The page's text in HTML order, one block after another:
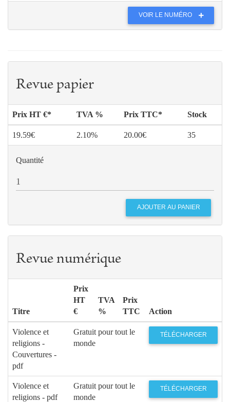
VOIR LE NUMÉRO
Revue papier
Prix HT €* TVA % Prix TTC* Stock
19.59€ 2.10% 20.00€ 35
Quantité
Revue numérique
Titre
Prix
HT
€
TVA
%
Prix
TTC
Action
Violence et
religions -
Couvertures -
pdf
Gratuit pour tout le
monde
TÉLÉCHARGER
Violence et
religions - pdf
Gratuit pour tout le
monde
TÉLÉCHARGER